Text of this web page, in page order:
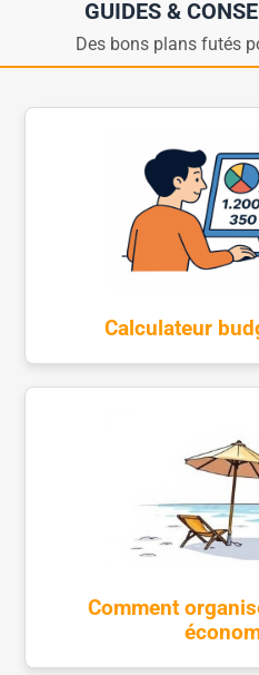
GUIDES &
Des bons plans futés
Calculateur
Comment